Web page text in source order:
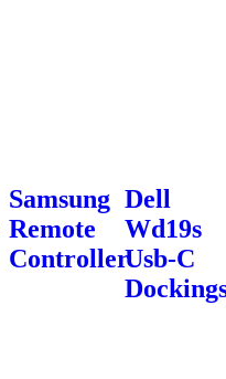
Samsung
Remote
Controller
Dell
Wd19s
Usb-C